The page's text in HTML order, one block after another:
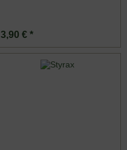
3,90 € *